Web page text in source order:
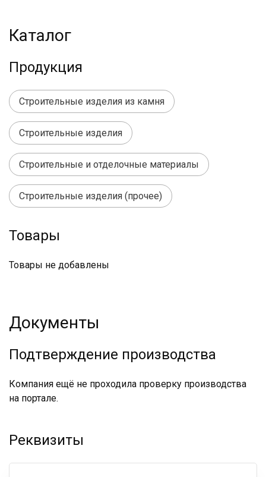
Каталог
Продукция
Строительные изделия из камня
Строительные изделия
Строительные и отделочные материалы
Строительные изделия (прочее)
Товары
Товары не добавлены
Документы
Подтверждение производства
Компания ещё не проходила проверку производства
на портале.
Реквизиты